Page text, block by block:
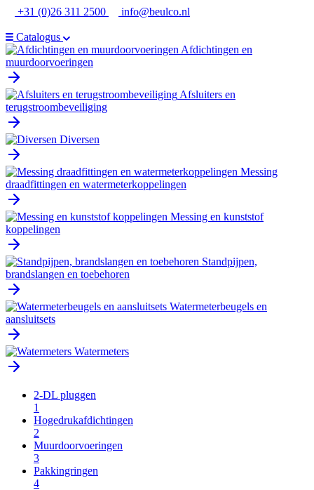
Ga
de
inhoud
+31 (0)26 311 2500 info@beulco.nl
Catalogus
Afdichtingen en
muurdoorvoeringen
Afsluiters en
terugstroombeveiliging
Diversen
Messing
draadfittingen en watermeterkoppelingen
Messing en kunststof
koppelingen
Standpijpen,
brandslangen en toebehoren
Watermeterbeugels en
aansluitsets
Watermeters
2-DL pluggen
1
Hogedrukafdichtingen
2
Muurdoorvoeringen
3
Pakkingringen
4